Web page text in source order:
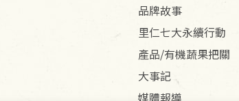
品牌故事
里仁七大永續行動
產品/有機蔬果把關
大事記